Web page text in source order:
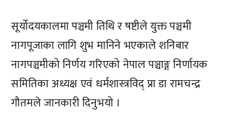
सूर्योदयकालमा पञ्चमी तिथि र षष्टीले युक्त पञ्चमी
नागपूजाका लागि शुभ मानिने भएकाले शनिबार
नागपञ्चमीको निर्णय गरिएको नेपाल पञ्चाङ्ग निर्णायक
समितिका अध्यक्ष एवं धर्मशास्त्रविद् प्रा डा रामचन्द्र
गौतमले जानकारी दिनुभयो ।